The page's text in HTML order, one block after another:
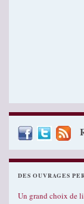
DES OUVRAGES
Un grand choix de